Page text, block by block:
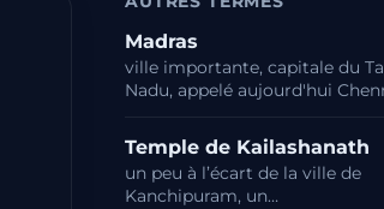
Madras
ville importante, capitale du
Nadu, appelé aujourd'hui
Temple de Kailashanath
un peu à l’écart de la ville de
Kanchipuram, un…